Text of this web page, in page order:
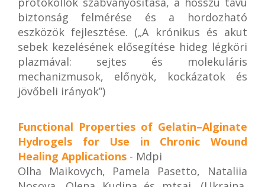
biztonság felmérése és a hordozható
eszközök fejlesztése. („A krónikus és akut
sebek kezelésének elősegítése hideg légköri
plazmával: sejtes és molekuláris
mechanizmusok, előnyök, kockázatok és
jövőbeli irányok”)
Functional Properties of Gelatin–Alginate
Hydrogels for Use in Chronic Wound
Healing Applications - Mdpi
Olha Maikovych, Pamela Pasetto, Nataliia